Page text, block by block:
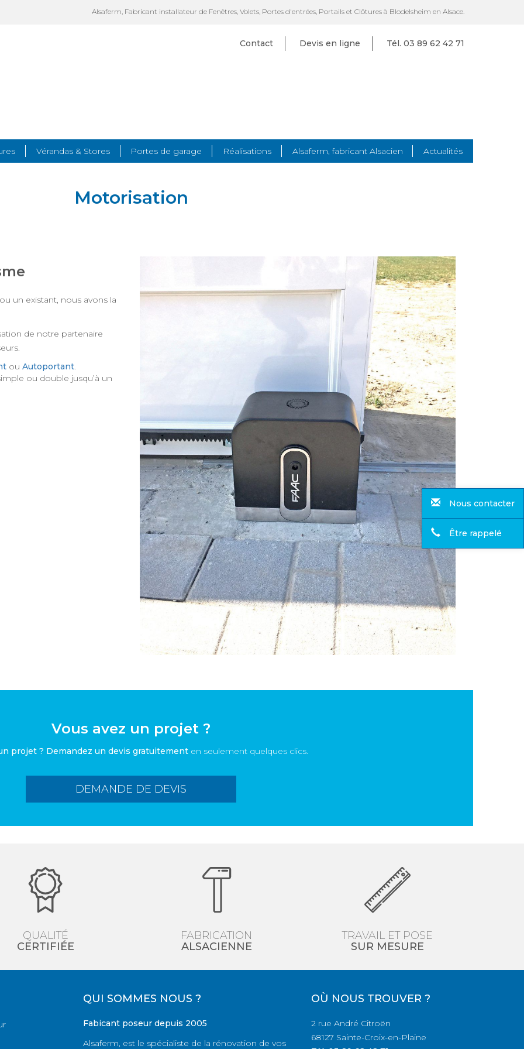
Alsaferm, Fabricant installateur de Fenêtres, Volets, Portes d'entrées, Portails et Clôtures à Blodelsheim en Alsace.
Contact Devis en ligne Tél. 03 89 62 42 71
Vérandas & Stores Portes de garage Réalisations Alsaferm, fabricant Alsacien Actualités
Nous contacter
Être rappelé
Motorisation
un existant, nous avons la
de notre partenaire
ou Autoportant.
ou double jusqu’à un
Vous avez un projet ?
projet ? Demandez un devis gratuitementen seulement quelques clics.
DEMANDE DE DEVIS
QUALITÉ
CERTIFIÉE
FABRICATION
ALSACIENNE
TRAVAIL ET POSE
SUR MESURE
QUI SOMMES NOUS ?
Fabicant poseur depuis 2005
Alsaferm, est le spécialiste de la rénovation de vos
OÙ NOUS TROUVER ?
2 rue André Citroën
68127 Sainte-Croix-en-Plaine